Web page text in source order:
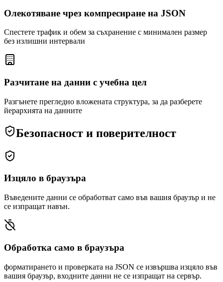
Олекотяване чрез компресиране на JSON
Спестете трафик и обем за съхранение с минимален размер
без излишни интервали
Разчитане на данни с учебна цел
Разгънете прегледно вложената структура, за да разберете
йерархията на данните
Безопасност и поверителност
Изцяло в браузъра
Въведените данни се обработват само във вашия браузър и не
се изпращат навън.
Обработка само в браузъра
форматирането и проверката на JSON се извършва изцяло във
вашия браузър, входните данни не се изпращат на сервър.